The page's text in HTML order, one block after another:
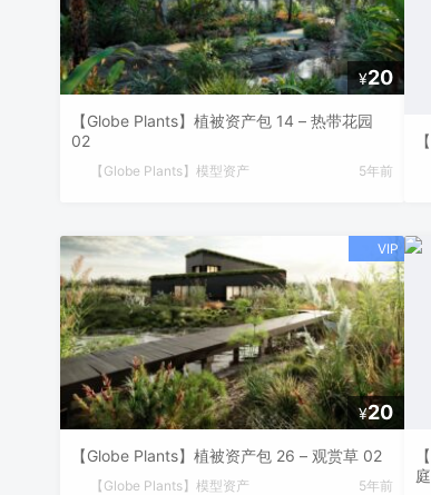
¥20
【Globe Plants】植被资产包 14 – 热带花园
02
【Globe Plants】模型资产 5年前
¥20
【Globe Plants】植被资产包 26 – 观赏草 02
【Globe Plants】模型资产 5年前